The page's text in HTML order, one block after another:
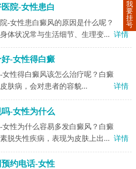
院-女性患白
-女性患白癜风的原因是什么呢？
体状况常与生活细节、生理变... 详情
-女性得白癜
性得白癜风该怎么治疗呢？​白癜
肤病，会对患者的容貌...
详情
-女性为什么
性为什么容易多发白癜风？白癜
脱失性疾病，表现为皮肤上出... 详情
约电话-女性
我
要
挂
号